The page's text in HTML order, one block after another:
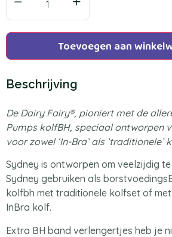
Toevoegen aan
Beschrijving
De Dairy Fairy®, pioniert met de
Pumps kolfBH, speciaal ontworpen
voor zowel ‘In-Bra’ als ’traditionele’
Sydney is ontworpen om veelzijdig
Sydney gebruiken als
kolfbh met traditionele kolfset of
InBra kolf.
Extra BH band verlengertjes heb je